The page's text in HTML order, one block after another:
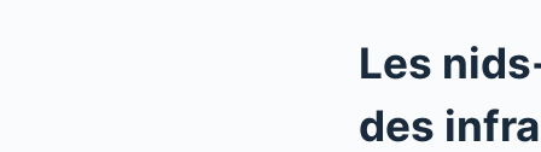
Les
des